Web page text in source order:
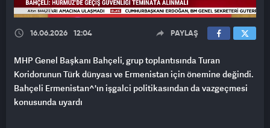
16.06.2026 12:04 PAYLAŞ
MHP Genel Başkanı Bahçeli, grup toplantısında Turan
Koridorunun Türk dünyası ve Ermenistan için önemine değindi.
Bahçeli Ermenistan^'ın işgalci politikasından da vazgeçmesi
konusunda uyardı